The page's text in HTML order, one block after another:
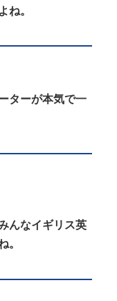
ね。
ターが本気で一
んなイギリス英
。